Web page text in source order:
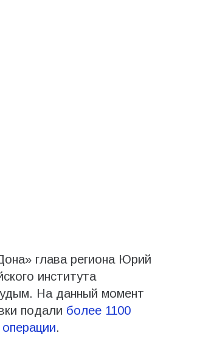
глава региона Юрий
института
На данный момент
подали более 1100
.